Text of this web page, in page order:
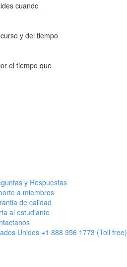
cuando
y del tiempo
el tiempo que
y Respuestas
a miembros
de calidad
al estudiante
Unidos +1 888 356 1773 (Toll free)